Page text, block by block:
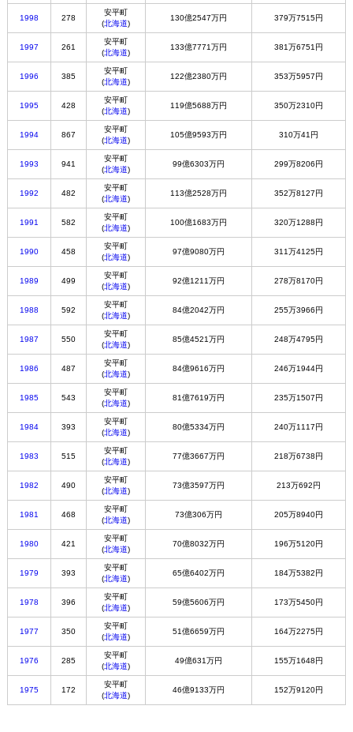
1998 278
安平町
(北海道)
130億2547万円 379万7515円
1997 261
安平町
(北海道)
133億7771万円 381万6751円
1996 385
安平町
(北海道)
122億2380万円 353万5957円
1995 428
安平町
(北海道)
119億5688万円 350万2310円
1994 867
安平町
(北海道)
105億9593万円 310万41円
1993 941
安平町
(北海道)
99億6303万円 299万8206円
1992 482
安平町
(北海道)
113億2528万円 352万8127円
1991 582
安平町
(北海道)
100億1683万円 320万1288円
1990 458
安平町
(北海道)
97億9080万円 311万4125円
1989 499
安平町
(北海道)
92億1211万円 278万8170円
1988 592
安平町
(北海道)
84億2042万円 255万3966円
1987 550
安平町
(北海道)
85億4521万円 248万4795円
1986 487
安平町
(北海道)
84億9616万円 246万1944円
1985 543
安平町
(北海道)
81億7619万円 235万1507円
1984 393
安平町
(北海道)
80億5334万円 240万1117円
1983 515
安平町
(北海道)
77億3667万円 218万6738円
1982 490
安平町
(北海道)
73億3597万円 213万692円
1981 468
安平町
(北海道)
73億306万円 205万8940円
1980 421
安平町
(北海道)
70億8032万円 196万5120円
1979 393
安平町
(北海道)
65億6402万円 184万5382円
1978 396
安平町
(北海道)
59億5606万円 173万5450円
1977 350
安平町
(北海道)
51億6659万円 164万2275円
1976 285
安平町
(北海道)
49億631万円 155万1648円
1975 172
安平町
(北海道)
46億9133万円 152万9120円